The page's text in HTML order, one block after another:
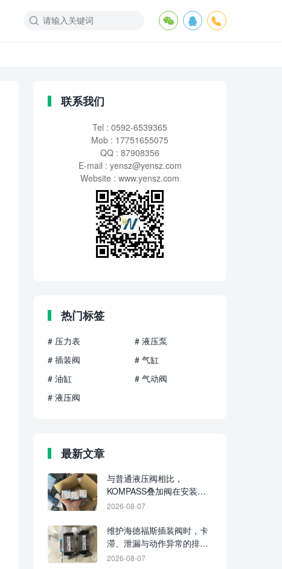
联系我们
Tel : 0592-6539365
Mob : 17751655075
QQ : 87908356
E-mail : yensz@yensz.com
Website : www.yensz.com
热门标签
# 压力表
# 液压泵
# 插装阀
# 气缸
# 油缸
# 气动阀
# 液压阀
最新文章
与普通液压阀相比，
KOMPASS叠加阀在安装、
回路集成和维护上有哪些不
2026-08-07
维护海德福斯插装阀时，卡
滞、泄漏与动作异常的排查
要点
2026-08-07